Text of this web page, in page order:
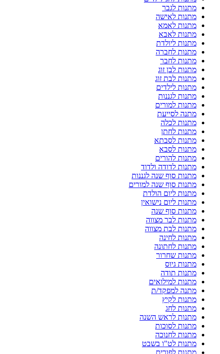
מתנות לגבר
מתנות לאישה
מתנות לאמא
מתנות לאבא
מתנות ליולדת
מתנות לחברה
מתנות לחבר
מתנות לבן זוג
מתנות לבת זוג
מתנות לילדים
מתנות לגננות
מתנות למורים
מתנה לסייעת
מתנות לכלה
מתנות לחתן
מתנות לסבתא
מתנות לסבא
מתנות להורים
מתנות לדודה ולדוד
מתנות סוף שנה לגננות
מתנות סוף שנה למורים
מתנות ליום הולדת
מתנות ליום נישואין
מתנות סוף שנה
מתנות לבר מצווה
מתנות לבת מצווה
מתנות לחינה
מתנות לחתונה
מתנות שחרור
מתנות גיוס
מתנות תודה
מתנות למילואים
מתנה למפקד/ת
מתנות לקיץ
מתנות לחג
מתנות לראש השנה
מתנות לסוכות
מתנות לחנוכה
מתנות לט"ו בשבט
מתנות לפורים